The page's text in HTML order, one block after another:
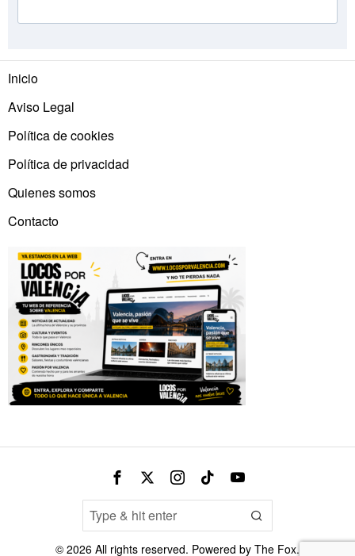
Inicio
Aviso Legal
Política de cookies
Política de privacidad
Quienes somos
Contacto
© 2026 All rights reserved. Powered by The Fox.